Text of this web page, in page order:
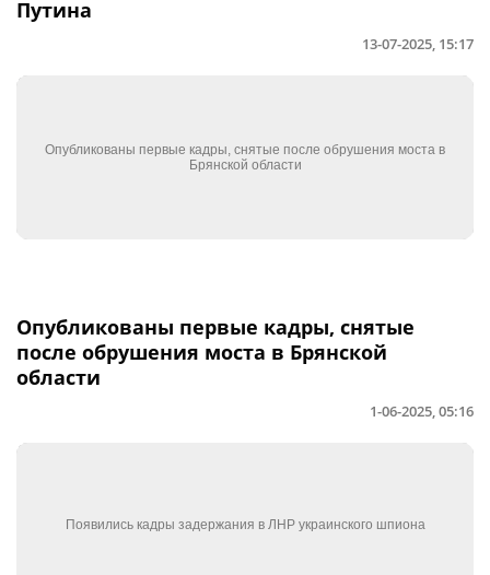
Путина
13-07-2025, 15:17
Опубликованы первые кадры, снятые
после обрушения моста в Брянской
области
1-06-2025, 05:16